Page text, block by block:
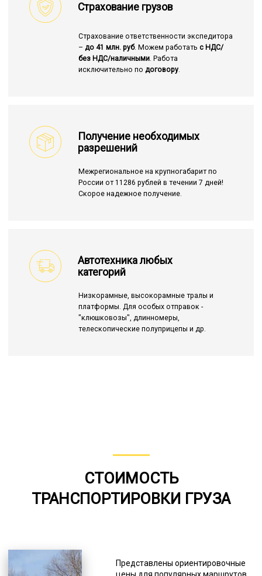
Страхование грузов
Страхование ответственности экспедитора
– до 41 млн. руб. Можем работать с НДС/
без НДС/наличными. Работа
исключительно по договору.
Получение необходимых
разрешений
Межрегиональное на крупногабарит по
России от 11286 рублей в течении 7 дней!
Скорое надежное получение.
Автотехника любых
категорий
Низкорамные, высокорамные тралы и
платформы. Для особых отправок -
"клюшковозы", длинномеры,
телескопические полуприцепы и др.
СТОИМОСТЬ
ТРАНСПОРТИРОВКИ ГРУЗА
Представлены ориентировочные
цены для популярных маршрутов